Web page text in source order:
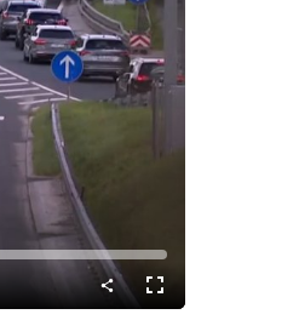
Celozaslonski
način